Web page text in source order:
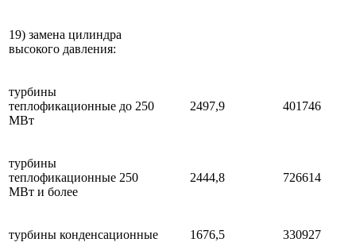
19) замена цилиндра
высокого давления:
турбины
теплофикационные до 250
МВт
2497,9 401746
турбины
теплофикационные 250
МВт и более
2444,8 726614
турбины конденсационные 1676,5 330927